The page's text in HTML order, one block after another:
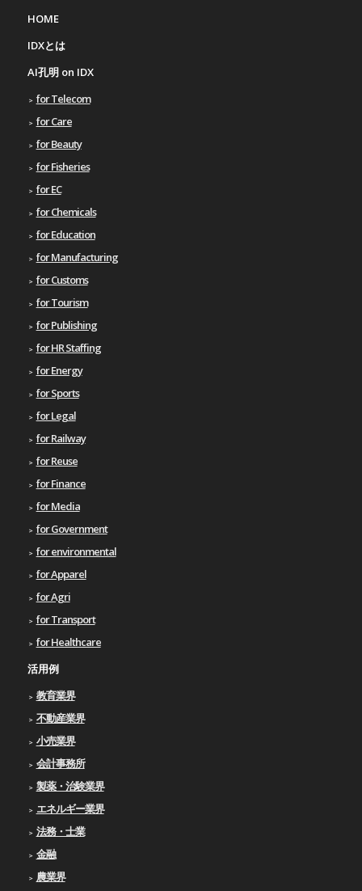
HOME
IDXとは
AI孔明 on IDX
for Telecom
for Care
for Beauty
for Fisheries
for EC
for Chemicals
for Education
for Manufacturing
for Customs
for Tourism
for Publishing
for HR Staffing
for Energy
for Sports
for Legal
for Railway
for Reuse
for Finance
for Media
for Government
for environmental
for Apparel
for Agri
for Transport
for Healthcare
活用例
教育業界
不動産業界
小売業界
会計事務所
製薬・治験業界
エネルギー業界
法務・士業
金融
農業界